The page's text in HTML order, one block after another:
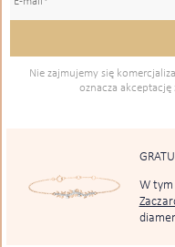
Nie zajmujemy się
oznacza akceptację
W tym